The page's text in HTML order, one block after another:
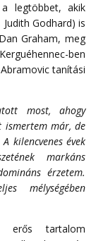
legtöbbet, akik
Godhard) is
Graham, meg
ben
tanítási
most, ahogy
ismertem már, de
kilencvenes évek
markáns
érzetem.
mélységében
erős tartalom